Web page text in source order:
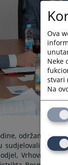
održan je
sudjelovali suci
Vrhovnog
Ova
Neke
stvari
Na